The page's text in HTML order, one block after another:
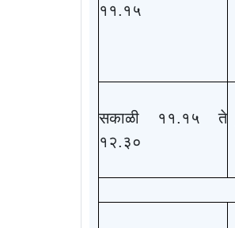
११.१५
सकाळी ११.१५ ते
१२.३०